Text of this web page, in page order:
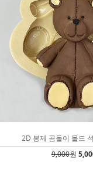
2D 봉제 곰돌이 몰드
9,000원